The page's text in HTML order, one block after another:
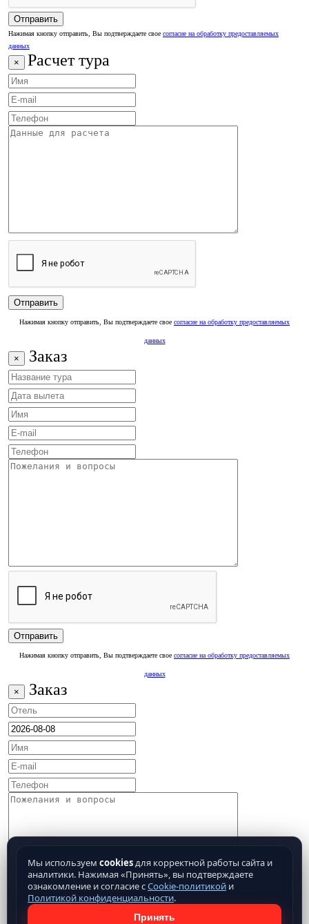
Нажимая кнопку отправить, Вы подтверждаете свое согласие на обработку предоставляемых
данных
× Расчет тура
Нажимая кнопку отправить, Вы подтверждаете свое согласие на обработку предоставляемых
данных
× Заказ
Нажимая кнопку отправить, Вы подтверждаете свое согласие на обработку предоставляемых
данных
× Заказ
Мы используем cookiesдля корректной работы сайта и
аналитики. Нажимая «Принять», вы подтверждаете
ознакомление и согласие сCookie-политикой и
Политикой конфиденциальности.
Принять